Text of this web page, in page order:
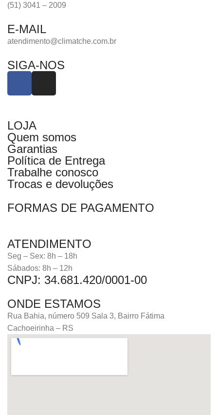
(51) 3041 – 2009
E-MAIL
atendimento@climatche.com.br
SIGA-NOS
LOJA
Quem somos
Garantias
Política de Entrega
Trabalhe conosco
Trocas e devoluções
FORMAS DE PAGAMENTO
ATENDIMENTO
Seg – Sex: 8h – 18h
Sábados: 8h – 12h
CNPJ: 34.681.420/0001-00
ONDE ESTAMOS
Rua Bahia, número 509 Sala 3, Bairro Fátima
Cachoeirinha – RS